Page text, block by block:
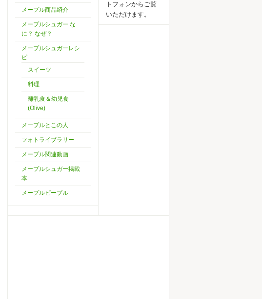
メープル商品紹介
メープルシュガー な
に？ なぜ？
メープルシュガーレシ
ピ
スイーツ
料理
離乳食＆幼児食
(Olive)
メープルとこの人
フォトライブラリー
メープル関連動画
メープルシュガー掲載
本
メープルピープル
トフォンからご覧
いただけます。